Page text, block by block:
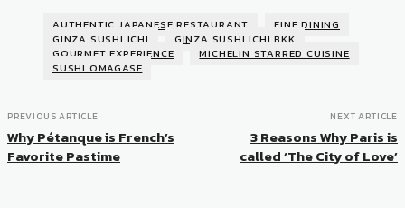
AUTHENTIC JAPANESE RESTAURANT
FINE DINING
GINZA SUSHI ICHI
GINZA SUSHI ICHI BKK
GOURMET EXPERIENCE
MICHELIN STARRED CUISINE
SUSHI OMAGASE
PREVIOUS ARTICLE
Why Pétanque is French’s
Favorite Pastime
NEXT ARTICLE
3 Reasons Why Paris is
called ‘The City of Love’